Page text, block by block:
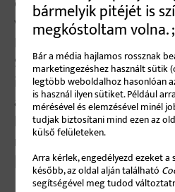
vel és ezt az interjút élőben
Facebookon egy Facebook
Segítségemre volt egy
interjút akkor is tudod
angolul. Michael Mahonen a
legnépszerűbb színésze.
milliók zárták a szívükbe.
[...]
bármelyik pitéjét is
megkóstoltam volna.
Bár a média hajlamos rossznak
marketingezéshez használt sütik
legtöbb weboldalhoz hasonlóan
is használ ilyen sütiket. Például
mérésével és elemzésével minél
tudjak biztosítani mind ezen az
külső felületeken.
Arra kérlek, engedélyezd ezeket
később, az oldal alján található
segítségével meg tudod